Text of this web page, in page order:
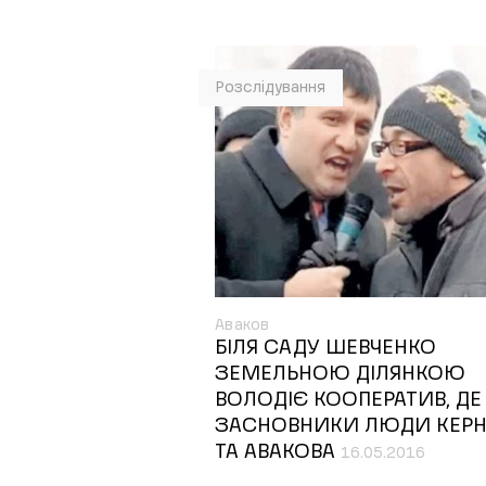
Розслідування
Аваков
БІЛЯ САДУ ШЕВЧЕНКО
ЗЕМЕЛЬНОЮ ДІЛЯНКОЮ
ВОЛОДІЄ КООПЕРАТИВ, ДЕ
ЗАСНОВНИКИ ЛЮДИ
ТА АВАКОВА 16.05.2016